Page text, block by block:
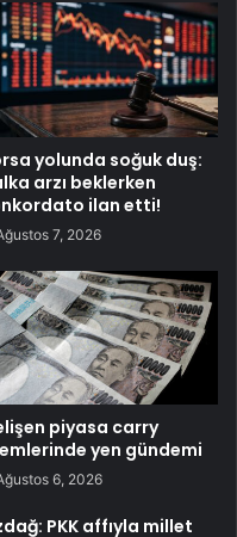
yolunda soğuk duş:
arzı beklerken
ilan etti!
7, 2026
piyasa carry
yen gündemi
6, 2026
PKK affıyla millet